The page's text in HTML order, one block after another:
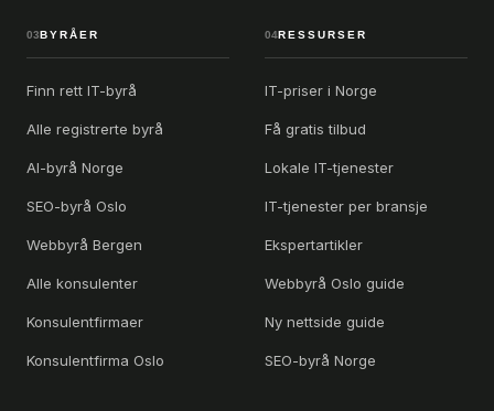
03 BYRÅER
Finn rett IT-byrå
Alle registrerte byrå
AI-byrå Norge
SEO-byrå Oslo
Webbyrå Bergen
Alle konsulenter
Konsulentfirmaer
Konsulentfirma Oslo
04RESSURSER
IT-priser i Norge
Få gratis tilbud
Lokale IT-tjenester
IT-tjenester per bransje
Ekspertartikler
Webbyrå Oslo guide
Ny nettside guide
SEO-byrå Norge